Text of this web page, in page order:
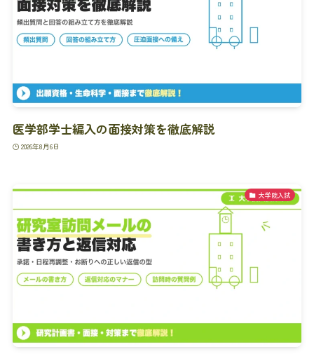
医学部学士編入の面接対策を徹底解説
2026年8月6日
大学院入試